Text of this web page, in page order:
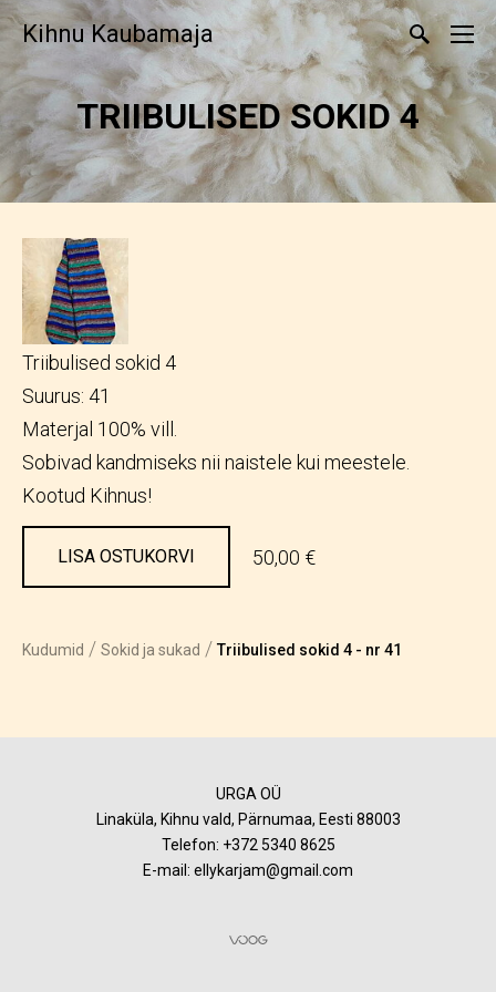
Kihnu Kaubamaja
TRIIBULISED SOKID 4
Triibulised sokid 4
Suurus: 41
Materjal 100% vill.
Sobivad kandmiseks nii naistele kui meestele.
Kootud Kihnus!
LISA OSTUKORVI 50,00 €
Kudumid / Sokid ja sukad / Triibulised sokid 4 - nr 41
URGA OÜ
Linaküla, Kihnu vald, Pärnumaa, Eesti 88003
Telefon: +372 5340 8625
E-mail: ellykarjam@gmail.com